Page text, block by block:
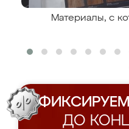
Материалы, с
ДО